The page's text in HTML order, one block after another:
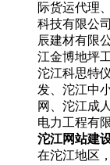
际货运代理
科技有限公
辰建材有限
江金博地坪
沱江科思特
发、沱江中
网、沱江成
电力工程有
沱江网站建
在沱江地区